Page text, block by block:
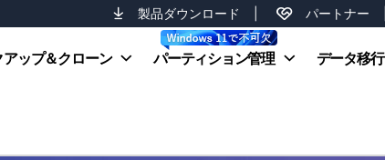
製品ダウンロード パートナー
アップ＆クローン パーティション管理 データ移行